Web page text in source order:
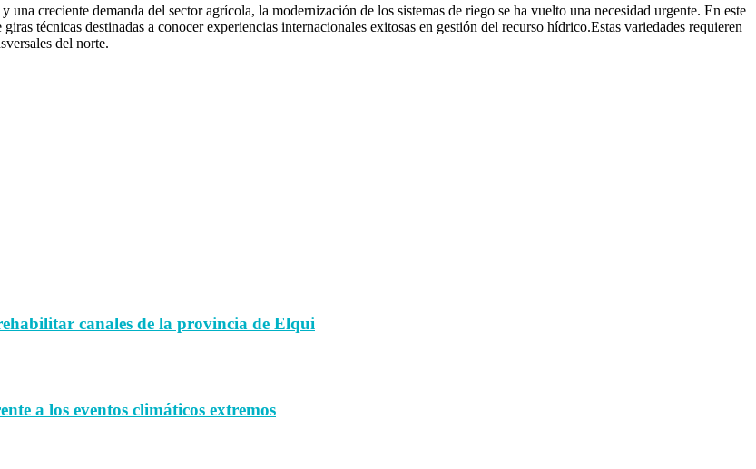
creciente demanda del sector agrícola, la modernización de los sistemas de riego se ha vuelto una necesidad urgente. En este
técnicas destinadas a conocer experiencias internacionales exitosas en gestión del recurso hídrico.Estas variedades requieren
del norte.
canales de la provincia de Elqui
a los eventos climáticos extremos